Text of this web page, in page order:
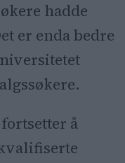
hadde
er enda bedre
å